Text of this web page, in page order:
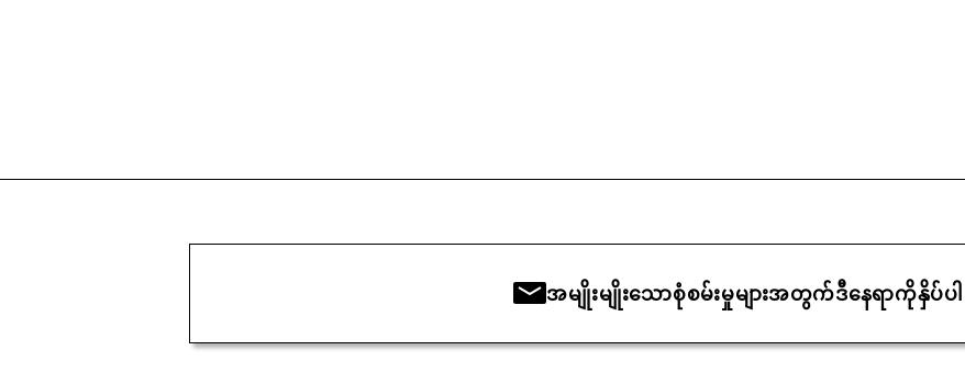
အမျိုးမျိုးသောစုံစမ်းမှုများအတွက်ဒီနေရာကိုနှိပ်ပါ